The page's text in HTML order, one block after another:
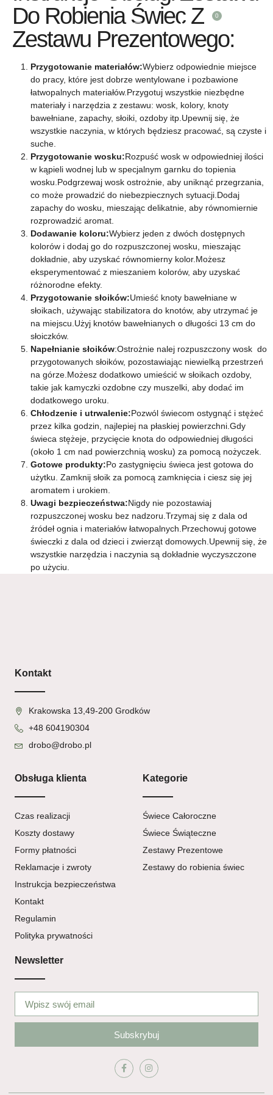
0
Do Robienia Świec Z
Zestawu Prezentowego:
Przygotowanie materiałów:Wybierz odpowiednie miejsce
do pracy, które jest dobrze wentylowane i pozbawione
łatwopalnych materiałów.Przygotuj wszystkie niezbędne
materiały i narzędzia z zestawu: wosk, kolory, knoty
bawełniane, zapachy, słoiki, ozdoby itp.Upewnij się, że
wszystkie naczynia, w których będziesz pracować, są czyste i
suche.
Przygotowanie wosku:Rozpuść wosk w odpowiedniej ilości
w kąpieli wodnej lub w specjalnym garnku do topienia
wosku.Podgrzewaj wosk ostrożnie, aby uniknąć przegrzania,
co może prowadzić do niebezpiecznych sytuacji.Dodaj
zapachy do wosku, mieszając delikatnie, aby równomiernie
rozprowadzić aromat.
Dodawanie koloru:Wybierz jeden z dwóch dostępnych
kolorów i dodaj go do rozpuszczonej wosku, mieszając
dokładnie, aby uzyskać równomierny kolor.Możesz
eksperymentować z mieszaniem kolorów, aby uzyskać
różnorodne efekty.
Przygotowanie słoików:Umieść knoty bawełniane w
słoikach, używając stabilizatora do knotów, aby utrzymać je
na miejscu.Użyj knotów bawełnianych o długości 13 cm do
słoiczków.
Napełnianie słoików:Ostrożnie nalej rozpuszczony wosk do
przygotowanych słoików, pozostawiając niewielką przestrzeń
na górze.Możesz dodatkowo umieścić w słoikach ozdoby,
takie jak kamyczki ozdobne czy muszelki, aby dodać im
dodatkowego uroku.
Chłodzenie i utrwalenie:Pozwól świecom ostygnąć i stężeć
przez kilka godzin, najlepiej na płaskiej powierzchni.Gdy
świeca stężeje, przycięcie knota do odpowiedniej długości
(około 1 cm nad powierzchnią wosku) za pomocą nożyczek.
Gotowe produkty:Po zastygnięciu świeca jest gotowa do
użytku. Zamknij słoik za pomocą zamknięcia i ciesz się jej
aromatem i urokiem.
Uwagi bezpieczeństwa:Nigdy nie pozostawiaj
rozpuszczonej wosku bez nadzoru.Trzymaj się z dala od
źródeł ognia i materiałów łatwopalnych.Przechowuj gotowe
świeczki z dala od dzieci i zwierząt domowych.Upewnij się, że
wszystkie narzędzia i naczynia są dokładnie wyczyszczone
po użyciu.
Kontakt
Krakowska 13,49-200 Grodków
+48 604190304
drobo@drobo.pl
Obsługa klienta
Czas realizacji
Koszty dostawy
Formy płatności
Reklamacje i zwroty
Instrukcja bezpieczeństwa
Kontakt
Regulamin
Polityka prywatności
Kategorie
Świece Całoroczne
Świece Świąteczne
Zestawy Prezentowe
Zestawy do robienia świec
Newsletter
Subskrybuj